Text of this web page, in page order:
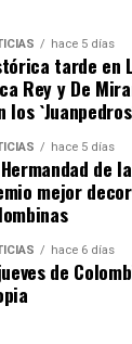
LAS FIESTAS
hace 5 días
tarde en
Rey y De
los
hace 5 días
de
mejor
hace 6 días
de